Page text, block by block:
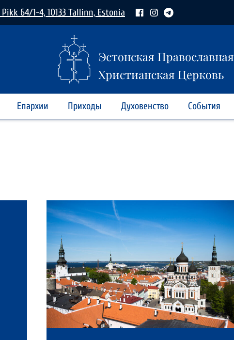
Pikk 64/1-4, 10133 Tallinn, Estonia
Эстонская Православная
Христианская Церковь
Епархии Приходы Духовенство События